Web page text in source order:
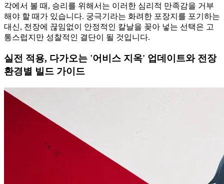
각에서 볼 때, 승리를 위해서는 이러한 심리적 만족감을 거부
해야 할 때가 있습니다. 궁극기라는 화려한 포장지를 포기하는
대신, 전장에 끊임없이 안정적인 칼날을 꽂아 넣는 선택은 고
통스럽지만 성찰적인 결단이 될 것입니다.
실전 적용, 다가오는 '어비스 지옥' 업데이트와 전장
환경별 빌드 가이드